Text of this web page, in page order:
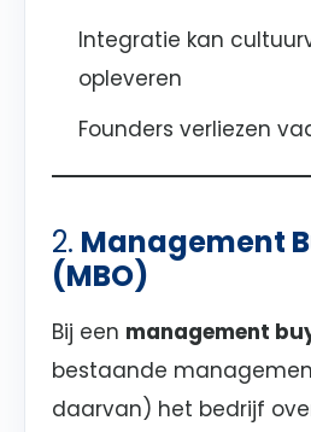
Integratie kan
opleveren
Founders verliezen
2. Management
(MBO)
Bij een management
bestaande
daarvan) het bedrijf